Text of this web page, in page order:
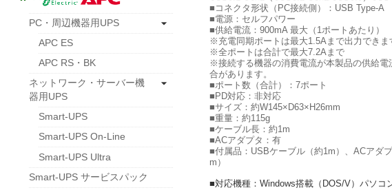
■コネクタ形状（PC接続側）：USB Type-A
■電源：セルフパワー
■供給電流：900mA 最大（1ポートあたり）
※充電同期ポートは最大1.5Aまで出力できま
※全ポートは合計で最大7.2Aまで
※接続する機器の消費電流が本製品の供給
合があります。
■ポート数（合計）：7ポート
■PD対応：非対応
■サイズ：約W145×D63×H26mm
■重量：約115g
■ケーブル長：約1m
■ACアダプタ：有
■付属品：USBケーブル（約1m）、ACアダ
m）
■対応機種：Windows搭載（DOS/V）パソコ
PC・周辺機器用UPS
APC ES
APC RS・BK
ネットワーク・サーバー機
器用UPS
Smart-UPS
Smart-UPS On-Line
Smart-UPS Ultra
Smart-UPS サービスパック